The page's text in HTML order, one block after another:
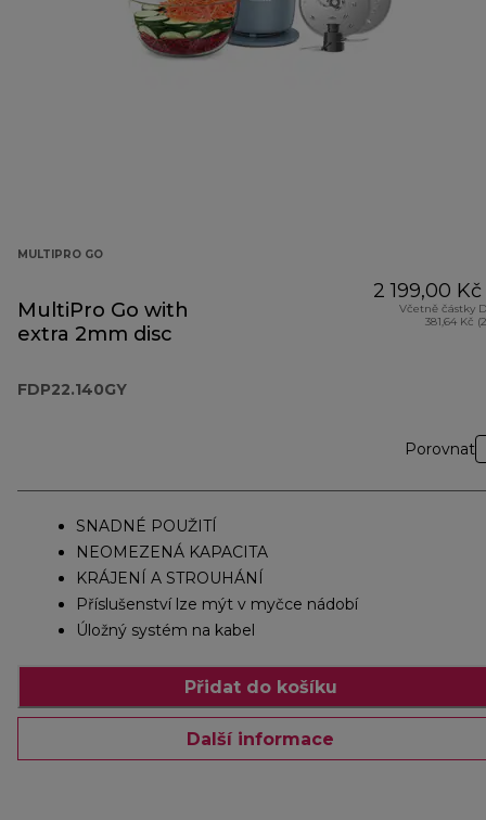
MULTIPRO GO
MultiPro Go with
extra 2mm disc
FDP22.140GY
2 199,00 Kč
Včetně částky
381,64 Kč
Porovnat
SNADNÉ POUŽITÍ
NEOMEZENÁ KAPACITA
KRÁJENÍ A STROUHÁNÍ
Příslušenství lze mýt v myčce nádobí
Úložný systém na kabel
Přidat do košíku
Další informace